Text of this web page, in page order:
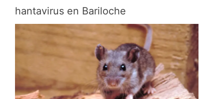
hantavirus en Bariloche